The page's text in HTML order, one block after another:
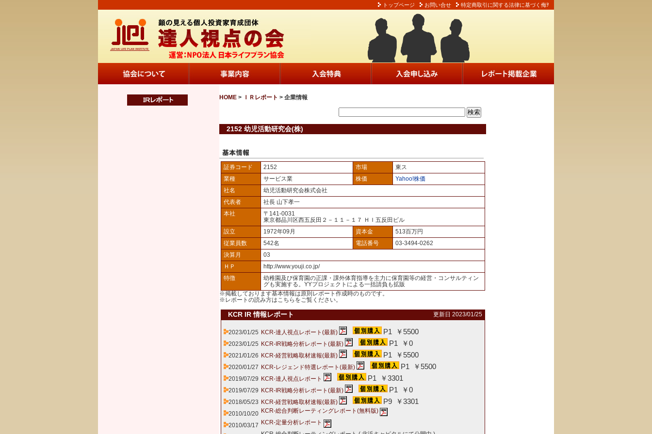
トップページ お問い合せ 特定商取引に関する法律に基づく侮ｦ
HOME > ＩＲレポート > 企業情報
2152 幼児活動研究会(株)
証券コード 2152 市場
東ス
業種
サービス業 株価
Yahoo!株価
社名
幼児活動研究会株式会社
代表者
社長 山下孝一
本社
〒141-0031
東京都品川区西五反田２－１１－１７ ＨＩ五反田ビル
設立
1972年09月 資本金
513百万円
従業員数
542名 電話番号
03-3494-0262
決算月
03
ＨＰ
http://www.youji.co.jp/
特徴
幼稚園及び保育園の正課・課外体育指導を主力に保育園等の経営・コンサルティン
グも実施する。YYプロジェクトによる一括請負も拡販
※掲載しております基本情報は原則レポート作成時のものです。
※レポートの読み方はこちら をご覧ください。
KCR IR 情報レポート 更新日 2023/01/25
2023/01/25 KCR-達人視点レポート(最新) P1 ￥5500
2023/01/25 KCR-IR戦略分析レポート(最新) P1 ￥0
2021/01/26 KCR-経営戦略取材速報(最新) P1 ￥5500
2020/01/27 KCR-レジェンド特選レポート(最新) P1 ￥5500
2019/07/29 KCR-達人視点レポート P1 ￥3301
2019/07/29 KCR-IR戦略分析レポート(最新) P1 ￥0
2018/05/23 KCR-経営戦略取材速報(最新) P9 ￥3301
2010/10/20 KCR-総合判断レーティングレポート(無料版)
2010/03/17 KCR-定量分析レポート